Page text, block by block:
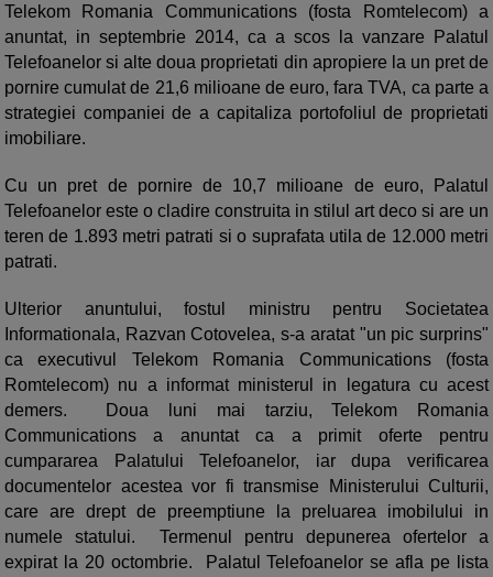
Telekom Romania Communications (fosta Romtelecom) a
anuntat, in septembrie 2014, ca a scos la vanzare Palatul
Telefoanelor si alte doua proprietati din apropiere la un pret de
pornire cumulat de 21,6 milioane de euro, fara TVA, ca parte a
strategiei companiei de a capitaliza portofoliul de proprietati
imobiliare.
Cu un pret de pornire de 10,7 milioane de euro, Palatul
Telefoanelor este o cladire construita in stilul art deco si are un
teren de 1.893 metri patrati si o suprafata utila de 12.000 metri
patrati.
Ulterior anuntului, fostul ministru pentru Societatea
Informationala, Razvan Cotovelea, s-a aratat "un pic surprins"
ca executivul Telekom Romania Communications (fosta
Romtelecom) nu a informat ministerul in legatura cu acest
demers. Doua luni mai tarziu, Telekom Romania
Communications a anuntat ca a primit oferte pentru
cumpararea Palatului Telefoanelor, iar dupa verificarea
documentelor acestea vor fi transmise Ministerului Culturii,
care are drept de preemptiune la preluarea imobilului in
numele statului. Termenul pentru depunerea ofertelor a
expirat la 20 octombrie. Palatul Telefoanelor se afla pe lista